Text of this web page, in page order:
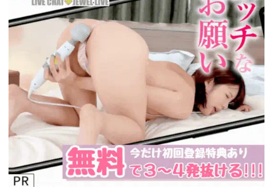
si=jwchatt&pid=MLA5661_0004&pa=lp40.php